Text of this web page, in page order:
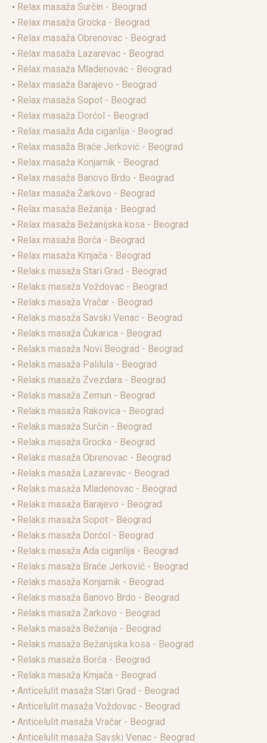
• Relax masaža Surčin - Beograd
• Relax masaža Grocka - Beograd
• Relax masaža Obrenovac - Beograd
• Relax masaža Lazarevac - Beograd
• Relax masaža Mladenovac - Beograd
• Relax masaža Barajevo - Beograd
• Relax masaža Sopot - Beograd
• Relax masaža Dorćol - Beograd
• Relax masaža Ada ciganlija - Beograd
• Relax masaža Braće Jerković - Beograd
• Relax masaža Konjarnik - Beograd
• Relax masaža Banovo Brdo - Beograd
• Relax masaža Žarkovo - Beograd
• Relax masaža Bežanija - Beograd
• Relax masaža Bežanijska kosa - Beograd
• Relax masaža Borča - Beograd
• Relax masaža Krnjača - Beograd
• Relaks masaža Stari Grad - Beograd
• Relaks masaža Voždovac - Beograd
• Relaks masaža Vračar - Beograd
• Relaks masaža Savski Venac - Beograd
• Relaks masaža Čukarica - Beograd
• Relaks masaža Novi Beograd - Beograd
• Relaks masaža Palilula - Beograd
• Relaks masaža Zvezdara - Beograd
• Relaks masaža Zemun - Beograd
• Relaks masaža Rakovica - Beograd
• Relaks masaža Surčin - Beograd
• Relaks masaža Grocka - Beograd
• Relaks masaža Obrenovac - Beograd
• Relaks masaža Lazarevac - Beograd
• Relaks masaža Mladenovac - Beograd
• Relaks masaža Barajevo - Beograd
• Relaks masaža Sopot - Beograd
• Relaks masaža Dorćol - Beograd
• Relaks masaža Ada ciganlija - Beograd
• Relaks masaža Braće Jerković - Beograd
• Relaks masaža Konjarnik - Beograd
• Relaks masaža Banovo Brdo - Beograd
• Relaks masaža Žarkovo - Beograd
• Relaks masaža Bežanija - Beograd
• Relaks masaža Bežanijska kosa - Beograd
• Relaks masaža Borča - Beograd
• Relaks masaža Krnjača - Beograd
• Anticelulit masaža Stari Grad - Beograd
• Anticelulit masaža Voždovac - Beograd
• Anticelulit masaža Vračar - Beograd
• Anticelulit masaža Savski Venac - Beograd